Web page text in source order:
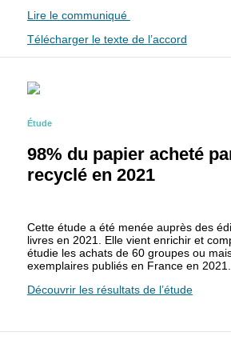
Lire le communiqué
Télécharger le texte de l’accord
Étude
98% du papier acheté
recyclé en 2021
Cette étude a été menée auprès des
livres en 2021. Elle vient enrichir et
étudie les achats de 60 groupes ou
exemplaires publiés en France en 2021.
Découvrir les résultats de l’étude